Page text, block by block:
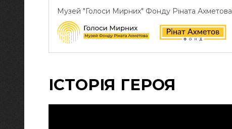
Музей "Голоси Мирних" Фонду Ріната Ахметова
ІСТОРІЯ ГЕРОЯ